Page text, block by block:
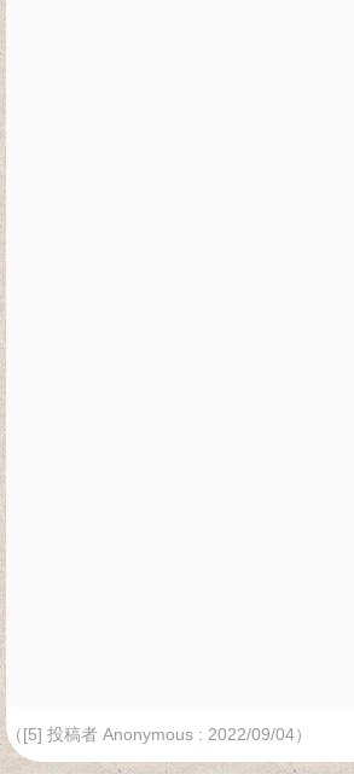
（[5] 投稿者 Anonymous : 2022/09/04）